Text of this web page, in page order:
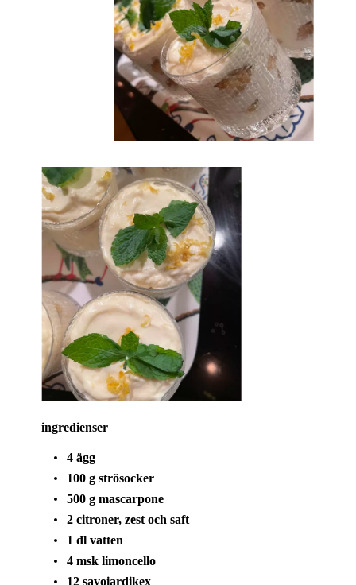
ingredienser
4 ägg
100 g strösocker
500 g mascarpone
2 citroner, zest och saft
1 dl vatten
4 msk limoncello
12 savoiardikex